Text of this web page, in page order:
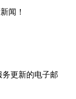
闻！
更新的电子邮